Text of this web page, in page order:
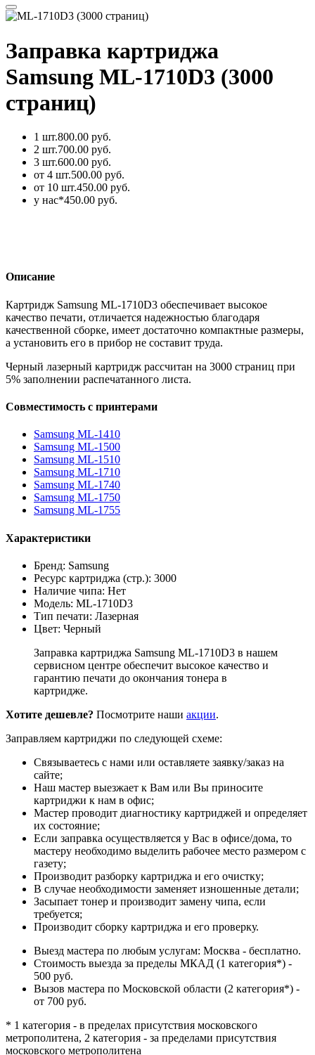
Заправка картриджа
Samsung ML-1710D3 (3000
страниц)
1 шт.800.00 руб.
2 шт.700.00 руб.
3 шт.600.00 руб.
от 4 шт.500.00 руб.
от 10 шт.450.00 руб.
у нас*450.00 руб.
Описание
Картридж Samsung ML-1710D3 обеспечивает высокое
качество печати, отличается надежностью благодаря
качественной сборке, имеет достаточно компактные размеры,
а установить его в прибор не составит труда.
Черный лазерный картридж рассчитан на 3000 страниц при
5% заполнении распечатанного листа.
Совместимость с принтерами
Samsung ML-1410
Samsung ML-1500
Samsung ML-1510
Samsung ML-1710
Samsung ML-1740
Samsung ML-1750
Samsung ML-1755
Характеристики
Бренд: Samsung
Ресурс картриджа (стр.): 3000
Наличие чипа: Нет
Модель: ML-1710D3
Тип печати: Лазерная
Цвет: Черный
Заправка картриджа Samsung ML-1710D3 в нашем
сервисном центре обеспечит высокое качество и
гарантию печати до окончания тонера в
картридже.
Хотите дешевле? Посмотрите наши акции.
Заправляем картриджи по следующей схеме:
Связываетесь с нами или оставляете заявку/заказ на
сайте;
Наш мастер выезжает к Вам или Вы приносите
картриджи к нам в офис;
Мастер проводит диагностику картриджей и определяет
их состояние;
Если заправка осуществляется у Вас в офисе/дома, то
мастеру необходимо выделить рабочее место размером с
газету;
Производит разборку картриджа и его очистку;
В случае необходимости заменяет изношенные детали;
Засыпает тонер и производит замену чипа, если
требуется;
Производит сборку картриджа и его проверку.
Выезд мастера по любым услугам: Москва - бесплатно.
Стоимость выезда за пределы МКАД (1 категория*) -
500 руб.
Вызов мастера по Московской области (2 категория*) -
от 700 руб.
* 1 категория - в пределах присутствия московского
метрополитена, 2 категория - за пределами присутствия
московского метрополитена